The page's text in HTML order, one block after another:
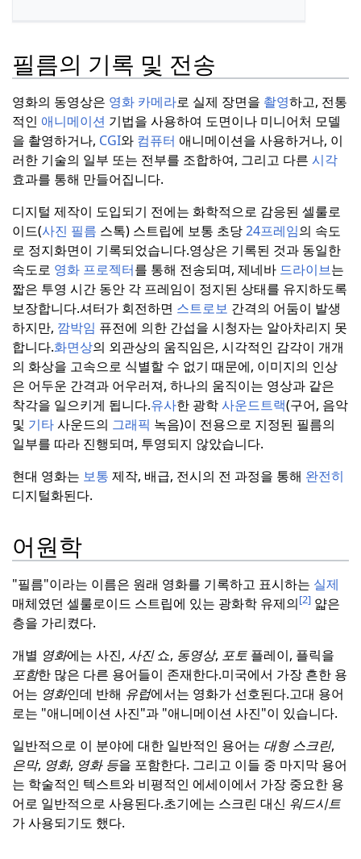
필름의 기록 및 전송
영화의 동영상은 영화 카메라로 실제 장면을 촬영하고, 전통
적인 애니메이션 기법을 사용하여 도면이나 미니어처 모델
을 촬영하거나, CGI와 컴퓨터 애니메이션을 사용하거나, 이
러한 기술의 일부 또는 전부를 조합하여, 그리고 다른 시각
효과를 통해 만들어집니다.
디지털 제작이 도입되기 전에는 화학적으로 감응된 셀룰로
이드(사진 필름 스톡) 스트립에 보통 초당24프레임의 속도
로 정지화면이 기록되었습니다.영상은 기록된 것과 동일한
속도로 영화 프로젝터를 통해 전송되며, 제네바 드라이브는
짧은 투영 시간 동안 각 프레임이 정지된 상태를 유지하도록
보장합니다.셔터가 회전하면 스트로보 간격의 어둠이 발생
하지만, 깜박임 퓨전에 의한 간섭을 시청자는 알아차리지 못
합니다.화면상의 외관상의 움직임은, 시각적인 감각이 개개
의 화상을 고속으로 식별할 수 없기 때문에, 이미지의 인상
은 어두운 간격과 어우러져, 하나의 움직이는 영상과 같은
착각을 일으키게 됩니다.유사한 광학사운드트랙(구어, 음악
및 기타사운드의 그래픽 녹음)이 전용으로 지정된 필름의
일부를 따라 진행되며, 투영되지 않았습니다.
현대 영화는 보통 제작, 배급, 전시의 전 과정을 통해 완전히
디지털화된다.
어원학
"필름"이라는 이름은 원래 영화를 기록하고 표시하는 실제
매체였던 셀룰로이드 스트립에 있는 광화학 유제의[2] 얇은
층을 가리켰다.
개별 영화에는 사진, 사진쇼, 동영상, 포토 플레이, 플릭을
포함한 많은 다른 용어들이 존재한다.미국에서 가장 흔한 용
어는 영화인데 반해 유럽에서는 영화가 선호된다.고대 용어
로는 "애니메이션 사진"과 "애니메이션 사진"이 있습니다.
일반적으로 이 분야에 대한 일반적인 용어는 대형 스크린,
은막, 영화, 영화 등을 포함한다. 그리고 이들 중 마지막 용어
는 학술적인 텍스트와 비평적인 에세이에서 가장 중요한 용
어로 일반적으로 사용된다.초기에는 스크린 대신 워드시트
가 사용되기도 했다.